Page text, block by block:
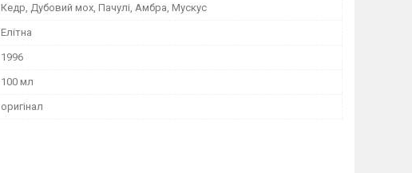
Кедр, Дубовий мох, Пачулі, Амбра, Мускус
Елітна
1996
100 мл
оригінал